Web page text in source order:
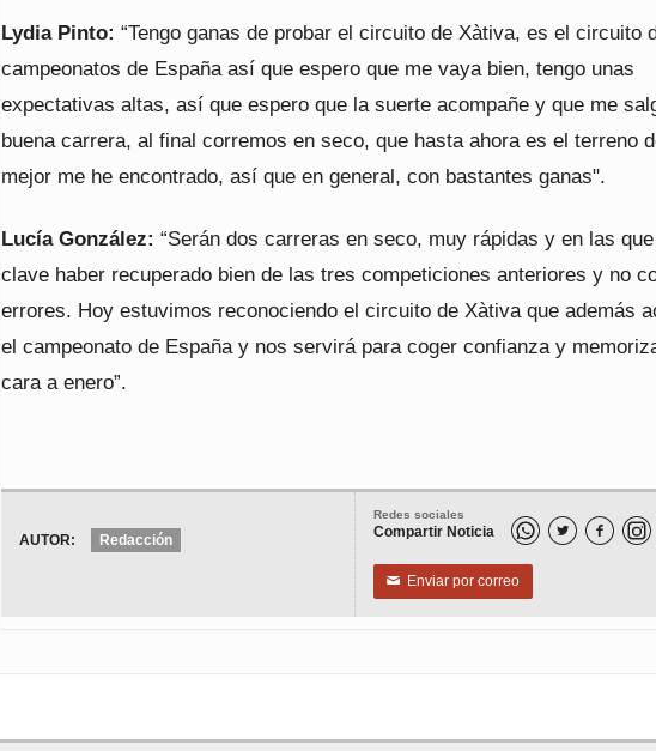
Lydia Pinto: “Tengo ganas de probar el circuito de Xàtiva, es el circuito
campeonatos de España así que espero que me vaya bien, tengo unas
expectativas altas, así que espero que la suerte acompañe y que me
buena carrera, al final corremos en seco, que hasta ahora es el terreno
mejor me he encontrado, así que en general, con bastantes ganas".
Lucía González: “Serán dos carreras en seco, muy rápidas y en las
clave haber recuperado bien de las tres competiciones anteriores y no
errores. Hoy estuvimos reconociendo el circuito de Xàtiva que además
el campeonato de España y nos servirá para coger confianza y
cara a enero”.
Redes sociales
Compartir Noticia  
✉ Enviar por correo
AUTOR: Redacción